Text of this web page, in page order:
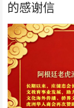
的感谢信